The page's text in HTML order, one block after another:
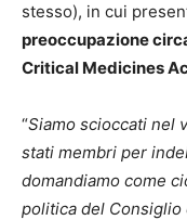
stesso), in cui
preoccupazione
Critical Medicines
“Siamo scioccati nel
stati membri per
domandiamo come
politica del